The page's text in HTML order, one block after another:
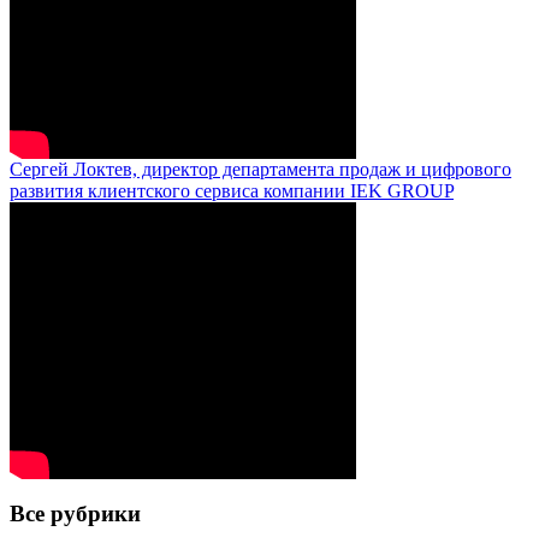
Сергей Локтев, директор департамента продаж и цифрового
развития клиентского сервиса компании IEK GROUP
Все рубрики